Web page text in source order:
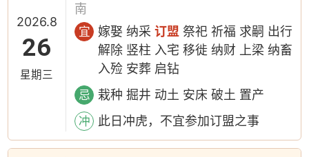
2026.8
26
星期三
南
宜 嫁娶 纳采订盟 祭祀 祈福 求嗣 出行
解除 竖柱 入宅 移徙 纳财 上梁 纳畜
入殓 安葬 启钻
忌 栽种 掘井 动土 安床 破土 置产
冲 此日冲虎，不宜参加订盟之事